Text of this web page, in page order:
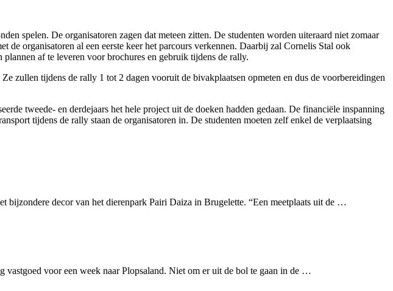
spelen. De organisatoren zagen dat meteen zitten. De studenten worden uiteraard niet zomaar
de organisatoren al een eerste keer het parcours verkennen. Daarbij zal Cornelis Stal ook
af te leveren voor brochures en gebruik tijdens de rally.
Ze zullen tijdens de rally 1 tot 2 dagen vooruit de bivakplaatsen opmeten en dus de voorbereidingen
tweede- en derdejaars het hele project uit de doeken hadden gedaan. De financiële inspanning
tijdens de rally staan de organisatoren in. De studenten moeten zelf enkel de verplaatsing
decor van het dierenpark Pairi Daiza in Brugelette. “Een meetplaats uit de …
vastgoed voor een week naar Plopsaland. Niet om er uit de bol te gaan in de …